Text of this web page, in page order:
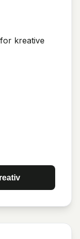
kreative